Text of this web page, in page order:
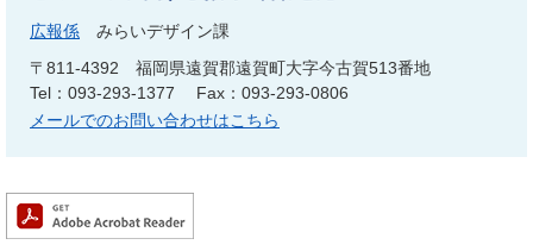
広報係
みらいデザイン課
〒811-4392
福岡県遠賀郡遠賀町大字今古賀513番地
Tel：093-293-1377
Fax：093-293-0806
メールでのお問い合わせはこちら